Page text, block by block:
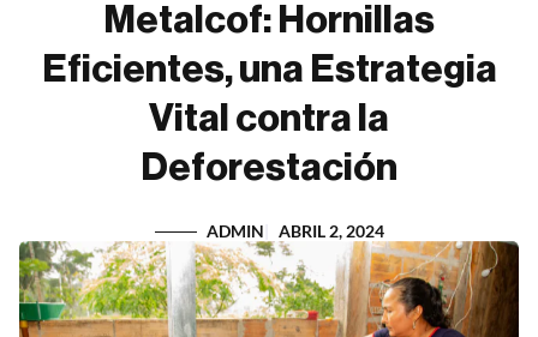
Metalcof: Hornillas
Eficientes, una Estrategia
Vital contra la
Deforestación
ADMIN ABRIL 2, 2024